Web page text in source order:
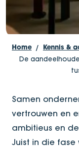
Home Kennis &
De
Samen
vertrouwen en
ambitieus en
Juist in die